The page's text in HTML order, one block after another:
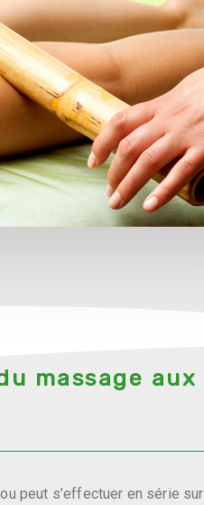
massage aux
peut s’effectuer en série